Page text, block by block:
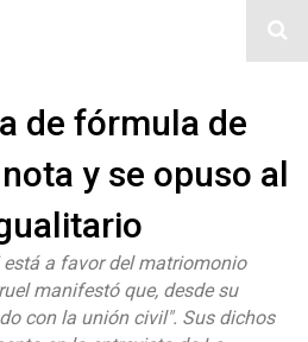
de fórmula de
y se opuso al
a favor del matriomonio
manifestó que, desde su
con la unión civil". Sus dichos